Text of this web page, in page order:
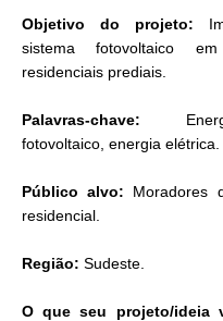
Objetivo do projeto:
sistema fotovoltaico em
residenciais prediais.
Palavras-chave:
fotovoltaico, energia elétrica.
Público alvo: Moradores
residencial.
Região: Sudeste.
O que seu projeto/ideia